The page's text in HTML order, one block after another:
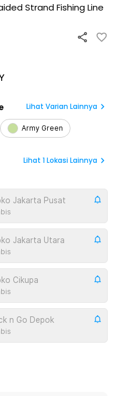
Strand Fishing Line
Lihat Varian Lainnya
Army Green
Lihat 1Lokasi Lainnya
Jakarta Pusat
Jakarta Utara
Cikupa
n Go Depok